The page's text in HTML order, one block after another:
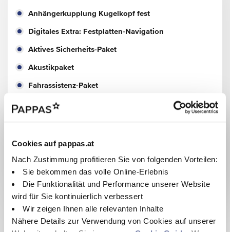
Cookies auf pappas.at
Nach Zustimmung profitieren Sie von folgenden Vorteilen:
Sie bekommen das volle Online-Erlebnis
Die Funktionalität und Performance unserer Website
wird für Sie kontinuierlich verbessert
Wir zeigen Ihnen alle relevanten Inhalte
Nähere Details zur Verwendung von Cookies auf unserer
Anhängerkupplung Kugelkopf fest
Digitales Extra: Festplatten-Navigation
Aktives Sicherheits-Paket
Akustikpaket
Fahrassistenz-Paket
Ladepaket Instrumententafel
Laderaum-Paket 2
Schlechtwegausführung verstärkt
Warmluft-Zusatzheizung elektrisch
Winterpaket Plus
Ausstattung